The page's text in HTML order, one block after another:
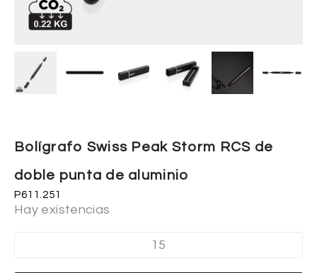
Bolígrafo Swiss Peak Storm RCS de
doble punta de aluminio
P611.251
Hay existencias